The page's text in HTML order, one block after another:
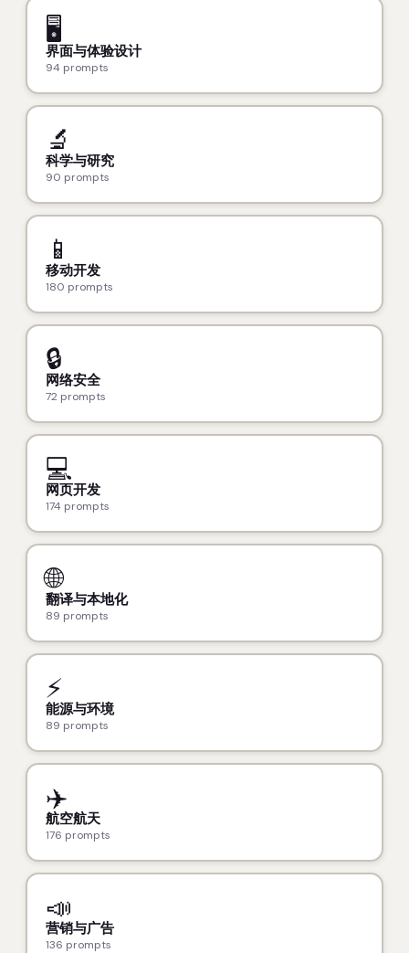
🖥️
界面与体验设计
94 prompts
🔬
科学与研究
90 prompts
📱
移动开发
180 prompts
🔒
网络安全
72 prompts
💻
网页开发
174 prompts
🌐
翻译与本地化
89 prompts
⚡
能源与环境
89 prompts
✈️
航空航天
176 prompts
📣
营销与广告
136 prompts